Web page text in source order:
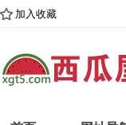
加入收藏